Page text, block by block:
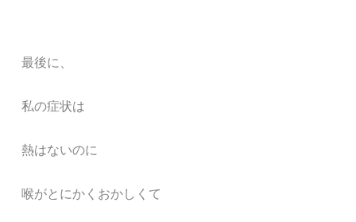
最後に、
私の症状は
熱はないのに
喉がとにかくおかしくて